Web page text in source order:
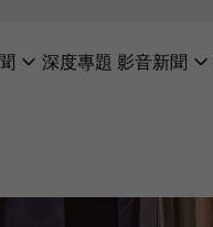
深度專題 影音新聞